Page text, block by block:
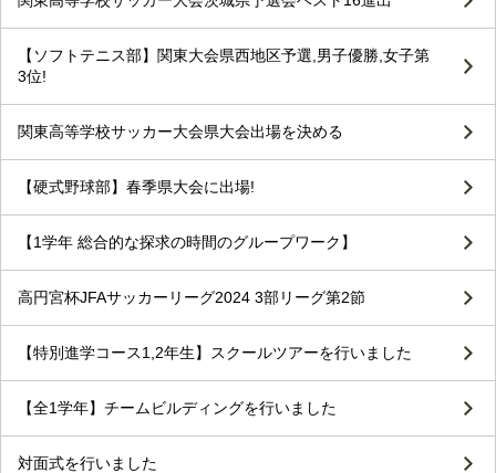
【ソフトテニス部】関東大会県西地区予選,男子優勝,女子第
3位!
関東高等学校サッカー大会県大会出場を決める
【硬式野球部】春季県大会に出場!
【1学年 総合的な探求の時間のグループワーク】
高円宮杯JFAサッカーリーグ2024 3部リーグ第2節
【特別進学コース1,2年生】スクールツアーを行いました
【全1学年】チームビルディングを行いました
対面式を行いました